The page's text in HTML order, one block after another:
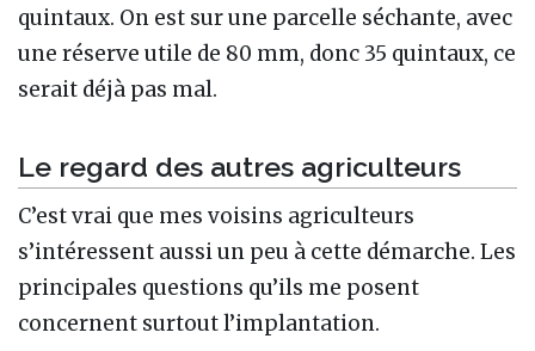
quintaux. On est sur une parcelle séchante, avec
une réserve utile de 80 mm, donc 35 quintaux, ce
serait déjà pas mal.
Le regard des autres agriculteurs
C’est vrai que mes voisins agriculteurs
s’intéressent aussi un peu à cette démarche. Les
principales questions qu’ils me posent
concernent surtout l’implantation.